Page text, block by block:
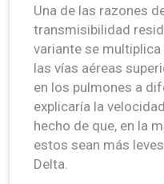
Una de las razones
transmisibilidad
variante se
las vías aéreas
en los pulmones a
explicaría la
hecho de que, en la
estos sean más
Delta.